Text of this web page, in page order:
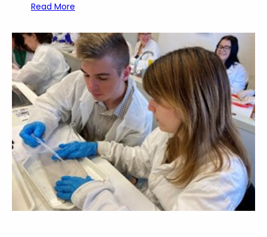
Read More
j
v
r
o
s
i
d
i
á
k
t
e